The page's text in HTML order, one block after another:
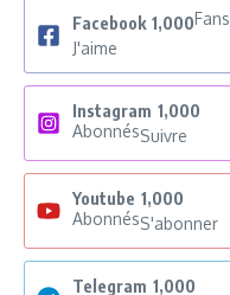
Facebook 1,000Fans
J'aime
Instagram 1,000
AbonnésSuivre
Youtube 1,000
AbonnésS'abonner
Telegram 1,000